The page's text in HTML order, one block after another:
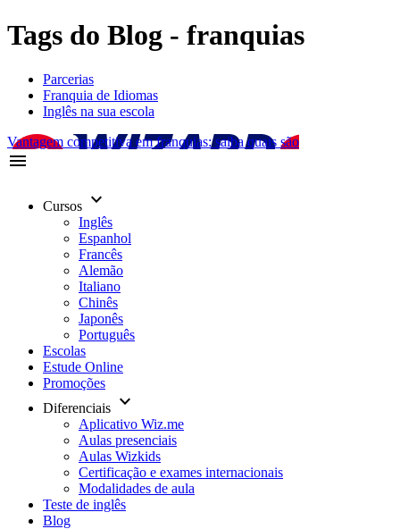
Tags do Blog - franquias
Parcerias
Franquia de Idiomas
Inglês na sua escola
Vantagem competitiva em franquias: saiba quais são
menu
Cursos keyboard_arrow_down
Inglês
Espanhol
Francês
Alemão
Italiano
Chinês
Japonês
Português
Escolas
Estude Online
Promoções
Diferenciais keyboard_arrow_down
Aplicativo Wiz.me
Aulas presenciais
Aulas Wizkids
Certificação e exames internacionais
Modalidades de aula
Teste de inglês
Blog